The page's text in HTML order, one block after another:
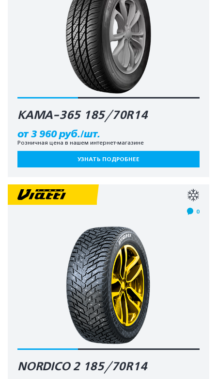
КАМА-365 185/70R14
от 3 960 руб./шт.
Розничная цена в нашем интернет-магазине
УЗНАТЬ ПОДРОБНЕЕ
0
NORDICO 2 185/70R14